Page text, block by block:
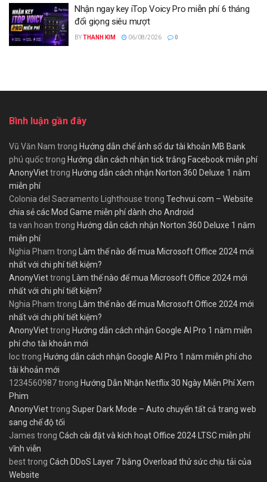
Nhận ngay key iTop Voicy Pro miễn phí 6 tháng
đổi giọng siêu mượt
BYTHANH KIM 06/08/2026 0
Bình luận gần đây
Vũ Văn Nam trong Hướng dẫn chế ảnh số dư tài khoản MB Bank
phú quốctrong Hướng dẫn cách nhận tick trắng Facebook miễn phí
AnonyViettrong Hướng dẫn cách nhận Norton 360 Deluxe 1 năm
miễn phí
Colonia del Sacramento Lighthouse trong Techvui.com – Website
chia sẻ các Mod Game miễn phí dành cho Android
ta van hoan trong Hướng dẫn cách nhận Norton 360 Deluxe 1 năm
miễn phí
Nghia Pham trong Làm thế nào để mua Microsoft Office 2024 mới
nhất với chi phí tiết kiệm?
AnonyViettrong Làm thế nào để mua Microsoft Office 2024 mới
nhất với chi phí tiết kiệm?
Nghia Pham trong Làm thế nào để mua Microsoft Office 2024 mới
nhất với chi phí tiết kiệm?
AnonyViettrong Hướng dẫn cách nhận Google AI Pro 1 năm miễn
phí cho tài khoản mới
loctrong Hướng dẫn cách nhận Google AI Pro 1 năm miễn phí cho
tài khoản mới
1234560987trong Hướng Dẫn Nhận Netflix 30 Ngày Miễn Phí Xem
Phim
AnonyViettrong Super Dark Mode – Auto chuyển tất cả trang web
sang chế độ tối
James trong Cách cài đặt và kích hoạt Office 2024 LTSC miễn phí
vĩnh viễn
besttrong Cách DDoS Layer 7 bằng Overload thử sức chịu tải của
Website